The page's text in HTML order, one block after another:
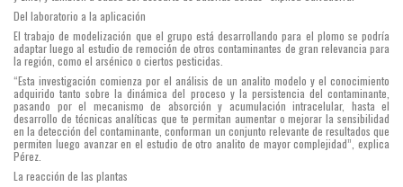
Del laboratorio a la aplicación
El trabajo de modelización que el grupo está desarrollando para el plomo se podría
adaptar luego al estudio de remoción de otros contaminantes de gran relevancia para
la región, como el arsénico o ciertos pesticidas.
“Esta investigación comienza por el análisis de un analito modelo y el conocimiento
adquirido tanto sobre la dinámica del proceso y la persistencia del contaminante,
pasando por el mecanismo de absorción y acumulación intracelular, hasta el
desarrollo de técnicas analíticas que te permitan aumentar o mejorar la sensibilidad
en la detección del contaminante, conforman un conjunto relevante de resultados que
permiten luego avanzar en el estudio de otro analito de mayor complejidad”, explica
Pérez.
La reacción de las plantas